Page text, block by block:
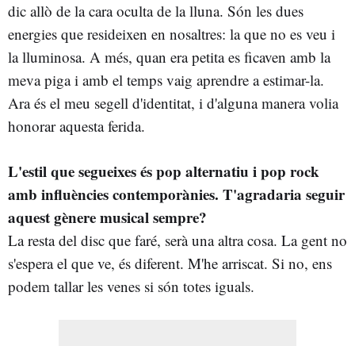
dic allò de la cara oculta de la lluna. Són les dues
energies que resideixen en nosaltres: la que no es veu i
la lluminosa. A més, quan era petita es ficaven amb la
meva piga i amb el temps vaig aprendre a estimar-la.
Ara és el meu segell d'identitat, i d'alguna manera volia
honorar aquesta ferida.
L'estil que segueixes és pop alternatiu i pop rock
amb influències contemporànies. T'agradaria seguir
aquest gènere musical sempre?
La resta del disc que faré, serà una altra cosa. La gent no
s'espera el que ve, és diferent. M'he arriscat. Si no, ens
podem tallar les venes si són totes iguals.